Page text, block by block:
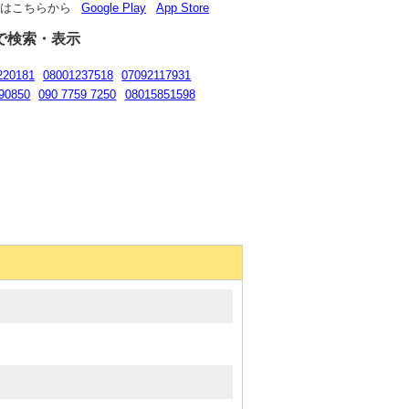
こちらから Google Play App Store
検索・表示
08001237518
07092117931
090 7759 7250 08015851598